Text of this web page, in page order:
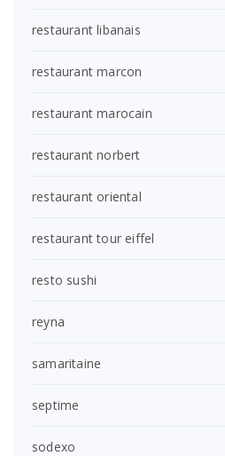
restaurant libanais
restaurant marcon
restaurant marocain
restaurant norbert
restaurant oriental
restaurant tour eiffel
resto sushi
reyna
samaritaine
septime
sodexo